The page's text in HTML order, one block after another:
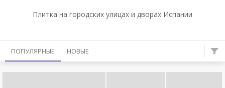
Плитка на городских улицах и дворах Испании
ПОПУЛЯРНЫЕ НОВЫЕ